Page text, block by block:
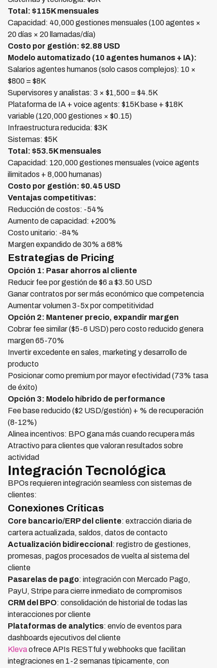
Total: $115K mensuales
Capacidad: 40,000 gestiones mensuales (100 agentes ×
20 días × 20 llamadas/día)
Costo por gestión: $2.88 USD
Modelo automatizado (10 agentes humanos + IA):
Salarios agentes humanos (solo casos complejos): 10 ×
$800 = $8K
Supervisores y analistas: 3 × $1,500 = $4.5K
Plataforma de IA + voice agents: $15K base + $18K
variable (120,000 gestiones × $0.15)
Infraestructura reducida: $3K
Sistemas: $5K
Total: $53.5K mensuales
Capacidad: 120,000 gestiones mensuales (voice agents
ilimitados + 8,000 humanas)
Costo por gestión: $0.45 USD
Ventajas competitivas:
Reducción de costos: -54%
Aumento de capacidad: +200%
Costo unitario: -84%
Margen expandido de 30% a 68%
Estrategias de Pricing
Opción 1: Pasar ahorros al cliente
Reducir fee por gestión de $6 a $3.50 USD
Ganar contratos por ser más económico que competencia
Aumentar volumen 3-5x por competitividad
Opción 2: Mantener precio, expandir margen
Cobrar fee similar ($5-6 USD) pero costo reducido genera
margen 65-70%
Invertir excedente en sales, marketing y desarrollo de
producto
Posicionar como premium por mayor efectividad (73% tasa
de éxito)
Opción 3: Modelo híbrido de performance
Fee base reducido ($2 USD/gestión) + % de recuperación
(8-12%)
Alinea incentivos: BPO gana más cuando recupera más
Atractivo para clientes que valoran resultados sobre
actividad
Integración Tecnológica
BPOs requieren integración seamless con sistemas de
clientes:
Conexiones Críticas
Core bancario/ERP del cliente: extracción diaria de
cartera actualizada, saldos, datos de contacto
Actualización bidireccional : registro de gestiones,
promesas, pagos procesados de vuelta al sistema del
cliente
Pasarelas de pago: integración con Mercado Pago,
PayU, Stripe para cierre inmediato de compromisos
CRM del BPO: consolidación de historial de todas las
interacciones por cliente
Plataformas de analytics: envío de eventos para
dashboards ejecutivos del cliente
Klevaofrece APIs RESTful y webhooks que facilitan
integraciones en 1-2 semanas típicamente, con